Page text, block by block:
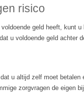
risico
voldoende geld heeft, kunt
u voldoende geld achter
u altijd zelf moet
zorgvragen de eigen